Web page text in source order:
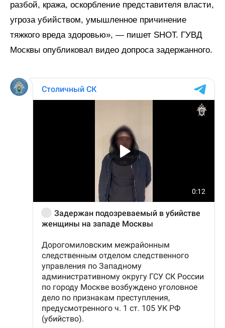
разбой, кража, оскорбление представителя власти,
угроза убийством, умышленное причинение
тяжкого вреда здоровью», — пишет SHOT. ГУВД
Москвы опубликовал видео допроса задержанного.